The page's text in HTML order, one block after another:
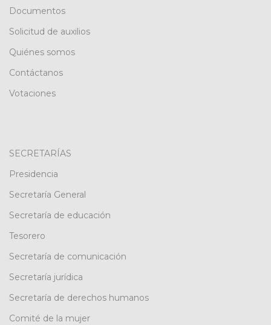
Documentos
Solicitud de auxilios
Quiénes somos
Contáctanos
Votaciones
SECRETARÍAS
Presidencia
Secretaría General
Secretaría de educación
Tesorero
Secretaría de comunicación
Secretaría jurídica
Secretaría de derechos humanos
Comité de la mujer